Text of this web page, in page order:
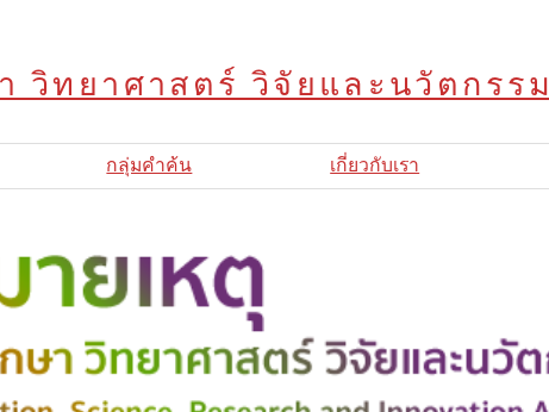
วิทยาศาสตร์ วิจัยและนวัตกรรม
กลุ่มคำค้น เกี่ยวกับเรา